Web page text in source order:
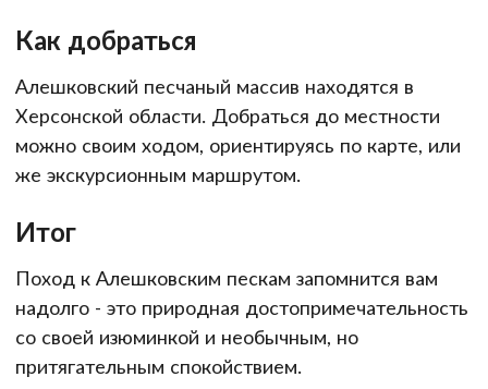
Как добраться
Алешковский песчаный массив находятся в
Херсонской области. Добраться до местности
можно своим ходом, ориентируясь по карте, или
же экскурсионным маршрутом.
Итог
Поход к Алешковским пескам запомнится вам
надолго - это природная достопримечательность
со своей изюминкой и необычным, но
притягательным спокойствием.